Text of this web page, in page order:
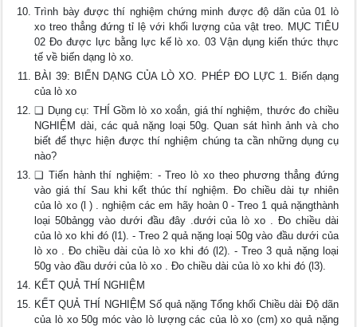
Trình bày được thí nghiệm chứng minh được độ dãn của 01 lò
xo treo thẳng đứng tỉ lệ với khối lượng của vật treo. MỤC TIÊU
02 Đo được lực bằng lực kế lò xo. 03 Vận dụng kiến thức thực
tế về biến dạng lò xo.
BÀI 39: BIẾN DẠNG CỦA LÒ XO. PHÉP ĐO LỰC 1. Biến dạng
của lò xo
❑ Dụng cụ: THÍ Gồm lò xo xoắn, giá thí nghiệm, thước đo chiều
NGHIỆM dài, các quả nặng loại 50g. Quan sát hình ảnh và cho
biết để thực hiện được thí nghiệm chúng ta cần những dụng cụ
nào?
❑ Tiến hành thí nghiệm: - Treo lò xo theo phương thẳng đứng
vào giá thí Sau khi kết thúc thí nghiệm. Đo chiều dài tự nhiên
của lò xo (l ) . nghiệm các em hãy hoàn 0 - Treo 1 quả nặngthành
loại 50bảngg vào dưới đầu đây .dưới của lò xo . Đo chiều dài
của lò xo khi đó (l1). - Treo 2 quả nặng loại 50g vào đầu dưới của
lò xo . Đo chiều dài của lò xo khi đó (l2). - Treo 3 quả nặng loại
50g vào đầu dưới của lò xo . Đo chiều dài của lò xo khi đó (l3).
KẾT QUẢ THÍ NGHIỆM
KẾT QUẢ THÍ NGHIỆM Số quả nặng Tổng khối Chiều dài Độ dãn
của lò xo 50g móc vào lò lượng các của lò xo (cm) xo quả nặng